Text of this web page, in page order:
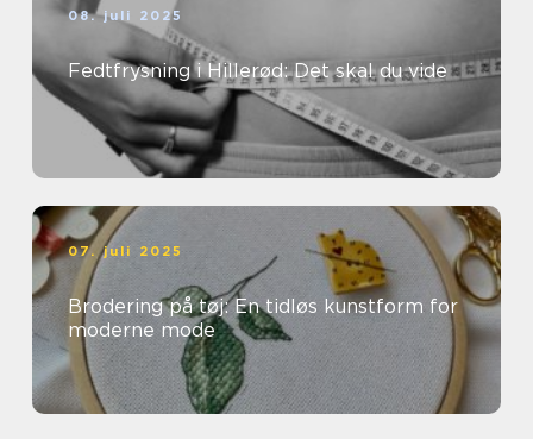
08. juli 2025
Fedtfrysning i Hillerød: Det skal du vide
07. juli 2025
Brodering på tøj: En tidløs kunstform for
moderne mode